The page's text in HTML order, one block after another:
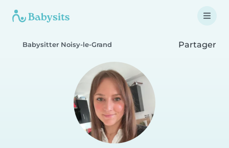
Babysitter Noisy-le-Grand Partager